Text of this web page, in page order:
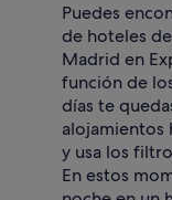
Puedes
de hoteles
Madrid en
función de
días te
alojamientos
y usa los
En estos